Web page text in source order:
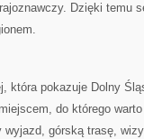
Dzięki temu
która pokazuje Dolny
do którego
wyjazd, górską trasę,